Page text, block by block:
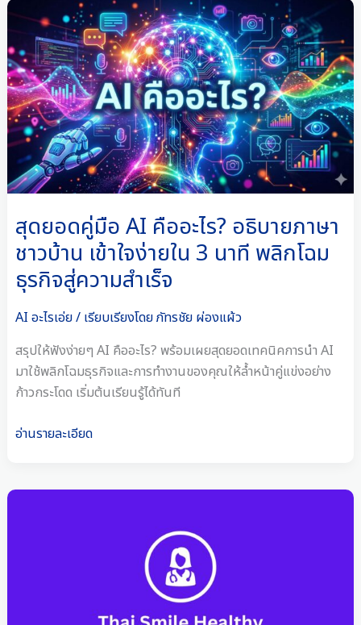
สุดยอดคู่มือ AI คืออะไร? อธิบายภาษา
ชาวบ้าน เข้าใจง่ายใน 3 นาที พลิกโฉม
ธุรกิจสู่ความสำเร็จ
AI อะไรเอ่ย/ เรียบเรียงโดยภัทรชัย ผ่องแผ้ว
สรุปให้ฟังง่ายๆ AI คืออะไร? พร้อมเผยสุดยอดเทคนิคการนำ AI
มาใช้พลิกโฉมธุรกิจและการทำงานของคุณให้ล้ำหน้าคู่แข่งอย่าง
ก้าวกระโดด เริ่มต้นเรียนรู้ได้ทันที
ยอด
คู่มือ
AI
คือ
อะไร?
อธิบาย
ภาษา
ชาว
บ้าน
เข้าใจ
ง่าย
ใน
3
พลิก
โฉม
ธุรกิจ
สู่
สำเร็จ
อ่านรายละเอียด